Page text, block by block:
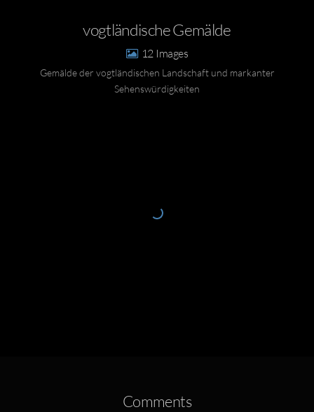
vogtländische Gemälde
12
Gemälde der vogtländischen Landschaft und markanter
Sehenswürdigkeiten